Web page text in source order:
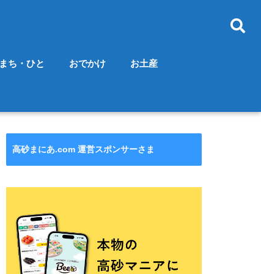
まち・ひと おでかけ お土産
高砂まにあ.com 運営スポンサーさま